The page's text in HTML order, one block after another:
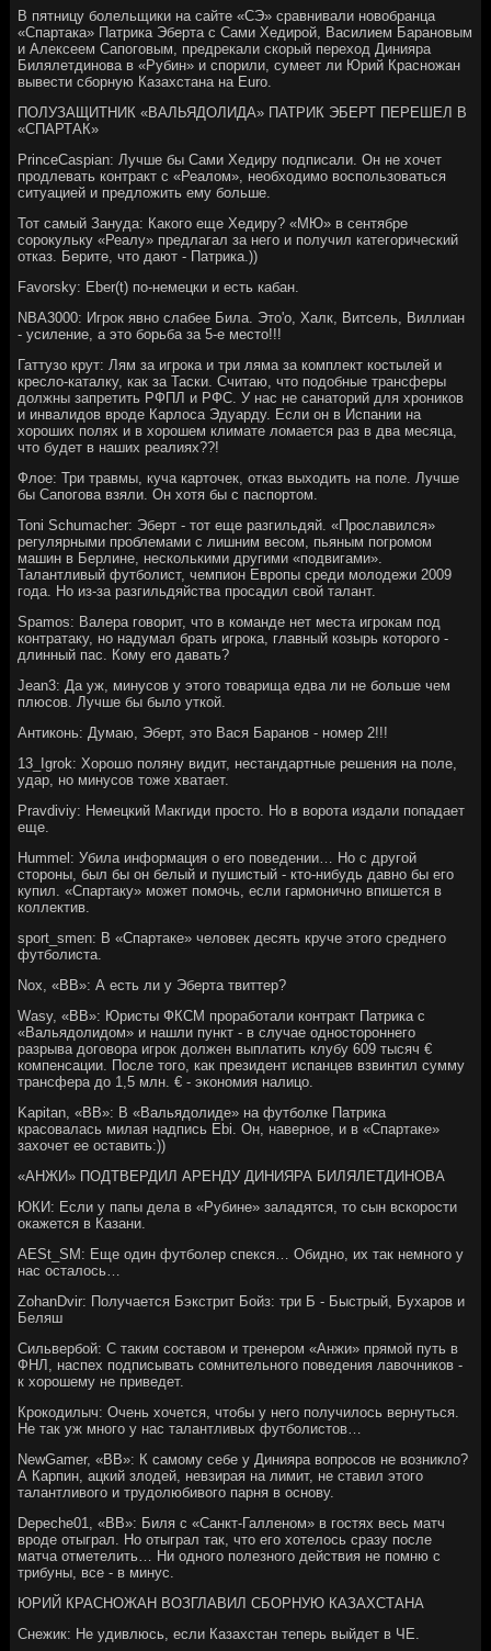
В пятницу болельщики на сайте «СЭ» сравнивали новобранца
«Спартака» Патрика Эберта с Сами Хедирой, Василием Барановым
и Алексеем Сапоговым, предрекали скорый переход Динияра
Билялетдинова в «Рубин» и спорили, сумеет ли Юрий Красножан
вывести сборную Казахстана на Euro.
ПОЛУЗАЩИТНИК «ВАЛЬЯДОЛИДА» ПАТРИК ЭБЕРТ ПЕРЕШЕЛ В
«СПАРТАК»
PrinceCaspian: Лучше бы Сами Хедиру подписали. Он не хочет
продлевать контракт с «Реалом», необходимо воспользоваться
ситуацией и предложить ему больше.
Тот самый Зануда: Какого еще Хедиру? «МЮ» в сентябре
сорокульку «Реалу» предлагал за него и получил категорический
отказ. Берите, что дают - Патрика.))
Favorsky: Eber(t) по-немецки и есть кабан.
NBA3000: Игрок явно слабее Била. Это'о, Халк, Витсель, Виллиан
- усиление, а это борьба за 5-е место!!!
Гаттузо крут: Лям за игрока и три ляма за комплект костылей и
кресло-каталку, как за Таски. Считаю, что подобные трансферы
должны запретить РФПЛ и РФС. У нас не санаторий для хроников
и инвалидов вроде Карлоса Эдуарду. Если он в Испании на
хороших полях и в хорошем климате ломается раз в два месяца,
что будет в наших реалиях??!
Флое: Три травмы, куча карточек, отказ выходить на поле. Лучше
бы Сапогова взяли. Он хотя бы с паспортом.
Toni Schumacher: Эберт - тот еще разгильдяй. «Прославился»
регулярными проблемами с лишним весом, пьяным погромом
машин в Берлине, несколькими другими «подвигами».
Талантливый футболист, чемпион Европы среди молодежи 2009
года. Но из-за разгильдяйства просадил свой талант.
Spamos: Валера говорит, что в команде нет места игрокам под
контратаку, но надумал брать игрока, главный козырь которого -
длинный пас. Кому его давать?
Jean3: Да уж, минусов у этого товарища едва ли не больше чем
плюсов. Лучше бы было уткой.
Aнтиконь: Думаю, Эберт, это Вася Баранов - номер 2!!!
13_Igrok: Хорошо поляну видит, нестандартные решения на поле,
удар, но минусов тоже хватает.
Pravdiviy: Немецкий Макгиди просто. Но в ворота издали попадает
еще.
Hummel: Убила информация о его поведении… Но с другой
стороны, был бы он белый и пушистый - кто-нибудь давно бы его
купил. «Спартаку» может помочь, если гармонично впишется в
коллектив.
sport_smen: В «Спартаке» человек десять круче этого среднего
футболиста.
Nox, «ВВ»: А есть ли у Эберта твиттер?
Wasy, «ВВ»: Юристы ФКСМ проработали контракт Патрика с
«Вальядолидом» и нашли пункт - в случае одностороннего
разрыва договора игрок должен выплатить клубу 609 тысяч €
компенсации. После того, как президент испанцев взвинтил сумму
трансфера до 1,5 млн. € - экономия налицо.
Kapitan, «ВВ»: В «Вальядолиде» на футболке Патрика
красовалась милая надпись Ebi. Он, наверное, и в «Спартаке»
захочет ее оставить:))
«АНЖИ» ПОДТВЕРДИЛ АРЕНДУ ДИНИЯРА БИЛЯЛЕТДИНОВА
ЮКИ: Если у папы дела в «Рубине» заладятся, то сын вскорости
окажется в Казани.
AESt_SM: Еще один футболер спекся… Обидно, их так немного у
нас осталось…
ZohanDvir: Получается Бэкстрит Бойз: три Б - Быстрый, Бухаров и
Беляш
Сильвербой: С таким составом и тренером «Анжи» прямой путь в
ФНЛ, наспех подписывать сомнительного поведения лавочников -
к хорошему не приведет.
Крокодилыч: Очень хочется, чтобы у него получилось вернуться.
Не так уж много у нас талантливых футболистов…
NewGamer, «ВВ»: К самому себе у Динияра вопросов не возникло?
А Карпин, ацкий злодей, невзирая на лимит, не ставил этого
талантливого и трудолюбивого парня в основу.
Depeche01, «ВВ»: Биля с «Санкт-Галленом» в гостях весь матч
вроде отыграл. Но отыграл так, что его хотелось сразу после
матча отметелить… Ни одного полезного действия не помню с
трибуны, все - в минус.
ЮРИЙ КРАСНОЖАН ВОЗГЛАВИЛ СБОРНУЮ КАЗАХСТАНА
Снежик: Не удивлюсь, если Казахстан теперь выйдет в ЧЕ.